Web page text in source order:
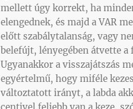
mellett úgy korrekt, ha
elengednek, és majd a VAR
előtt szabálytalanság, vagy
belefújt, lényegében átvette a
Ugyanakkor a visszajátszás
egyértelmű, hogy miféle
változtatott irányt, a labda
centivel feljebb van a keze,